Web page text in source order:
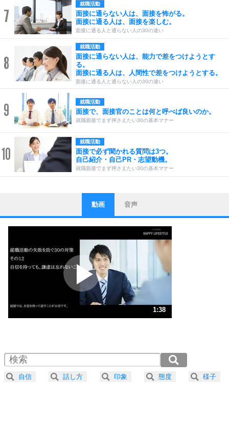
7
就職活動
面接に通らない人は、面接を怖がる。
面接に通る人は、面接を楽しむ。
面接に通る人と通らない人の30の違い
8
就職活動
面接に通らない人は、能力で差をつけようとす
る。
面接に通る人は、人間性で差をつけようとする。
面接に通る人と通らない人の30の違い
9 就職活動
面接で、面接官のことは何と呼べば良いのか。
就職面接でまず押さえたい30の基本マナー
10
就職活動
面接で必ず聞かれる質問は3つ。
自己紹介・自己PR・志望動機。
就職面接でまず押さえたい30の基本マナー
1
ストレス対策
他人と比べない。
いっそのこと、他人を見ない。
いらいらしない人になる30の方法
プラス思考
ポジティブになれない原因は、行動しないから。
ポジティブ思考になる30の方法
ストレス対策
人生、なんとかなるもの。
気楽に生きる30の方法
4 器の大きい人は、怒りを優しさで表現する。
動画 音声
1:38
2.0倍速 （193KB 49秒）
2.5倍速 （155KB 39秒）
3.0倍速 （129KB 32秒）
自信 話し方 印象 態度 様子